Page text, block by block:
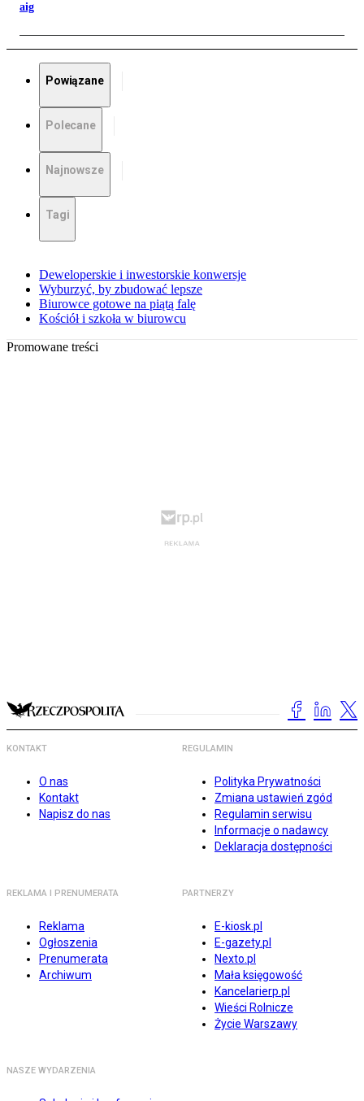
aig
Powiązane
Polecane
Najnowsze
Tagi
Deweloperskie i inwestorskie konwersje
Wyburzyć, by zbudować lepsze
Biurowce gotowe na piątą falę
Kościół i szkoła w biurowcu
Promowane treści
KONTAKT
O nas
Kontakt
Napisz do nas
REGULAMIN
Polityka Prywatności
Zmiana ustawień zgód
Regulamin serwisu
Informacje o nadawcy
Deklaracja dostępności
REKLAMA I PRENUMERATA
Reklama
Ogłoszenia
Prenumerata
Archiwum
PARTNERZY
E-kiosk.pl
E-gazety.pl
Nexto.pl
Mała księgowość
Kancelarierp.pl
Wieści Rolnicze
Życie Warszawy
NASZE WYDARZENIA